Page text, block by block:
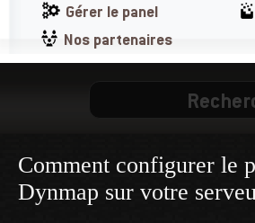
Gérer le panel
Nos partenaires
Comment configurer le
Dynmap sur votre